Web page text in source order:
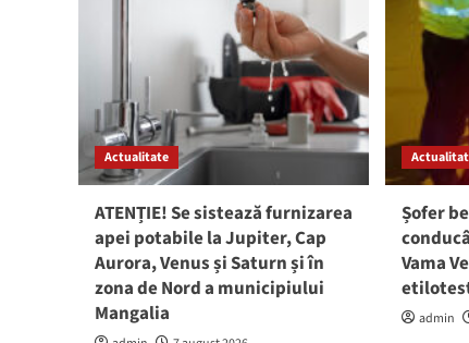
Actualitate
ATENȚIE! Se sistează furnizarea
apei potabile la Jupiter, Cap
Aurora, Venus și Saturn și în
zona de Nord a municipiului
Mangalia
Șofer
Vama
admin